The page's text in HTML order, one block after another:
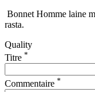
Bonnet Homme laine
rasta.
Quality
Titre *
Commentaire *